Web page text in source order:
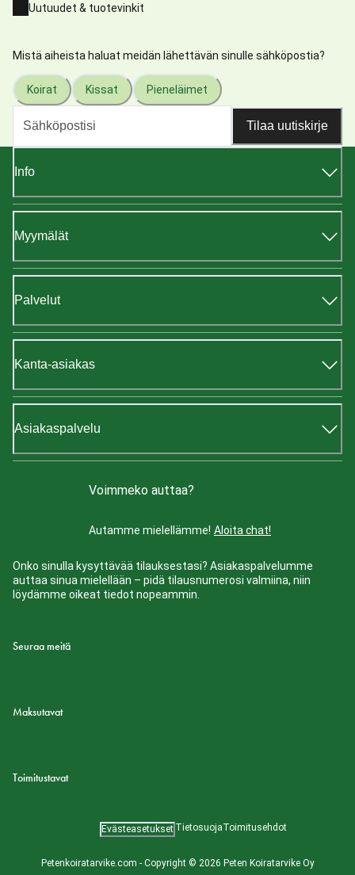
Uutuudet & tuotevinkit
Mistä aiheista haluat meidän lähettävän sinulle sähköpostia?
Koirat Kissat Pieneläimet
Tilaa uutiskirje
Info
Myymälät
Palvelut
Kanta-asiakas
Asiakaspalvelu
Voimmeko auttaa?
Autamme mielellämme! Aloita chat!
Onko sinulla kysyttävää tilauksestasi? Asiakaspalvelumme
auttaa sinua mielellään – pidä tilausnumerosi valmiina, niin
löydämme oikeat tiedot nopeammin.
Seuraa meitä
Maksutavat
Toimitustavat
Petenkoiratarvike.com - Copyright © 2026 Peten Koiratarvike Oy
Evästeasetukset TietosuojaToimitusehdot